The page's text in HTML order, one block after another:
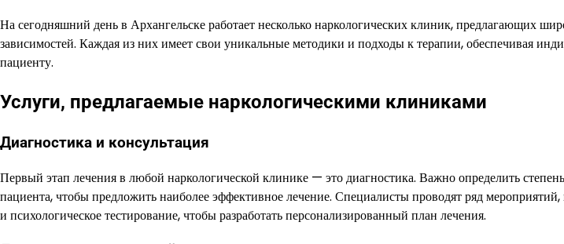
На сегодняшний день в Архангельске работает несколько наркологических клиник, предлагающих
зависимостей. Каждая из них имеет свои уникальные методики и подходы к терапии, обеспечивая
пациенту.
Услуги, предлагаемые наркологическими клиниками
Диагностика и консультация
Первый этап лечения в любой наркологической клинике — это диагностика. Важно определить
пациента, чтобы предложить наиболее эффективное лечение. Специалисты проводят ряд
и психологическое тестирование, чтобы разработать персонализированный план лечения.